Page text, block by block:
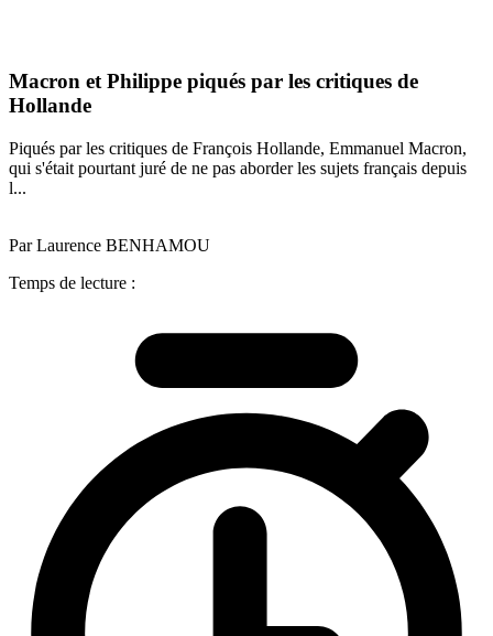
Macron et Philippe piqués par les critiques de
Hollande
Piqués par les critiques de François Hollande, Emmanuel Macron,
qui s'était pourtant juré de ne pas aborder les sujets français depuis
l...
Par Laurence BENHAMOU
Temps de lecture :